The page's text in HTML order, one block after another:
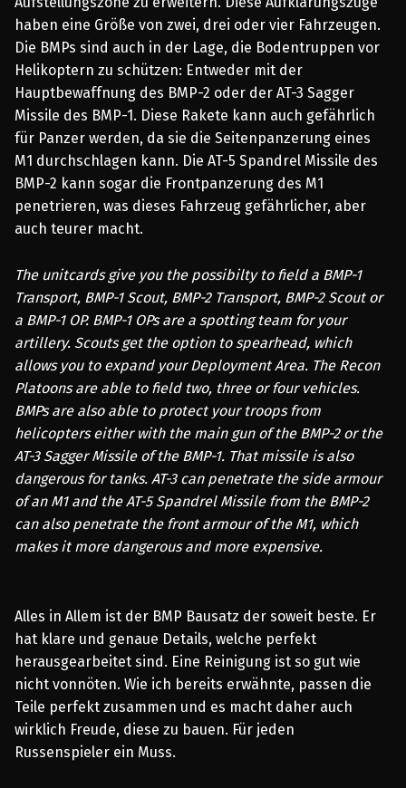
haben eine Größe von zwei, drei oder vier Fahrzeugen.
Die BMPs sind auch in der Lage, die Bodentruppen vor
Helikoptern zu schützen: Entweder mit der
Hauptbewaffnung des BMP-2 oder der AT-3 Sagger
Missile des BMP-1. Diese Rakete kann auch gefährlich
für Panzer werden, da sie die Seitenpanzerung eines
M1 durchschlagen kann. Die AT-5 Spandrel Missile des
BMP-2 kann sogar die Frontpanzerung des M1
penetrieren, was dieses Fahrzeug gefährlicher, aber
auch teurer macht.
The unitcards give you the possibilty to field a BMP-1
Transport, BMP-1 Scout, BMP-2 Transport, BMP-2 Scout or
a BMP-1 OP. BMP-1 OPs are a spotting team for your
artillery. Scouts get the option to spearhead, which
allows you to expand your Deployment Area. The Recon
Platoons are able to field two, three or four vehicles.
BMPs are also able to protect your troops from
helicopters either with the main gun of the BMP-2 or the
AT-3 Sagger Missile of the BMP-1. That missile is also
dangerous for tanks. AT-3 can penetrate the side armour
of an M1 and the AT-5 Spandrel Missile from the BMP-2
can also penetrate the front armour of the M1, which
makes it more dangerous and more expensive.
Alles in Allem ist der BMP Bausatz der soweit beste. Er
hat klare und genaue Details, welche perfekt
herausgearbeitet sind. Eine Reinigung ist so gut wie
nicht vonnöten. Wie ich bereits erwähnte, passen die
Teile perfekt zusammen und es macht daher auch
wirklich Freude, diese zu bauen. Für jeden
Russenspieler ein Muss.